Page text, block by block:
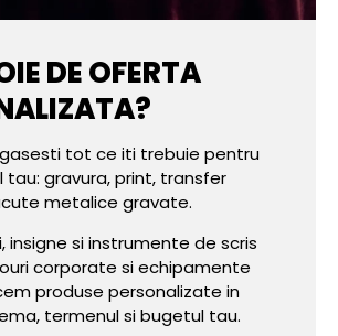
DE OFERTA
tot ce iti trebuie pentru
tau: gravura, print, transfer
metalice gravate.
insigne si instrumente de scris
corporate si echipamente
produse personalizate in
termenul si bugetul tau.